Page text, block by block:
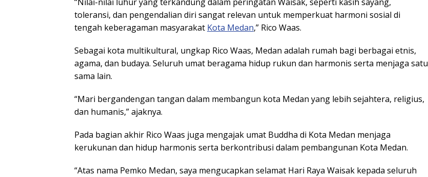
toleransi, dan pengendalian diri sangat relevan untuk memperkuat harmoni sosial di
tengah keberagaman masyarakat Kota Medan,” Rico Waas.
Sebagai kota multikultural, ungkap Rico Waas, Medan adalah rumah bagi berbagai etnis,
agama, dan budaya. Seluruh umat beragama hidup rukun dan harmonis serta menjaga satu
sama lain.
“Mari bergandengan tangan dalam membangun kota Medan yang lebih sejahtera, religius,
dan humanis,” ajaknya.
Pada bagian akhir Rico Waas juga mengajak umat Buddha di Kota Medan menjaga
kerukunan dan hidup harmonis serta berkontribusi dalam pembangunan Kota Medan.
“Atas nama Pemko Medan, saya mengucapkan selamat Hari Raya Waisak kepada seluruh